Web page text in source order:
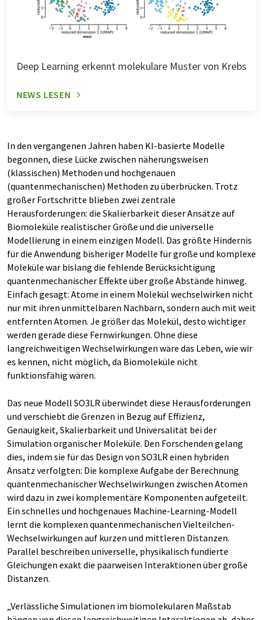
Deep Learning erkennt molekulare Muster von Krebs
NEWS LESEN
In den vergangenen Jahren haben KI-basierte Modelle
begonnen, diese Lücke zwischen näherungsweisen
(klassischen) Methoden und hochgenauen
(quantenmechanischen) Methoden zu überbrücken. Trotz
großer Fortschritte blieben zwei zentrale
Herausforderungen: die Skalierbarkeit dieser Ansätze auf
Biomoleküle realistischer Größe und die universelle
Modellierung in einem einzigen Modell. Das größte Hindernis
für die Anwendung bisheriger Modelle für große und komplexe
Moleküle war bislang die fehlende Berücksichtigung
quantenmechanischer Effekte über große Abstände hinweg.
Einfach gesagt: Atome in einem Molekül wechselwirken nicht
nur mit ihren unmittelbaren Nachbarn, sondern auch mit weit
entfernten Atomen. Je größer das Molekül, desto wichtiger
werden gerade diese Fernwirkungen. Ohne diese
langreichweitigen Wechselwirkungen wäre das Leben, wie wir
es kennen, nicht möglich, da Biomoleküle nicht
funktionsfähig wären.
Das neue Modell SO3LR überwindet diese Herausforderungen
und verschiebt die Grenzen in Bezug auf Effizienz,
Genauigkeit, Skalierbarkeit und Universalität bei der
Simulation organischer Moleküle. Den Forschenden gelang
dies, indem sie für das Design von SO3LR einen hybriden
Ansatz verfolgten: Die komplexe Aufgabe der Berechnung
quantenmechanischer Wechselwirkungen zwischen Atomen
wird dazu in zwei komplementäre Komponenten aufgeteilt.
Ein schnelles und hochgenaues Machine-Learning-Modell
lernt die komplexen quantenmechanischen Vielteilchen-
Wechselwirkungen auf kurzen und mittleren Distanzen.
Parallel beschreiben universelle, physikalisch fundierte
Gleichungen exakt die paarweisen Interaktionen über große
Distanzen.
„Verlässliche Simulationen im biomolekularen Maßstab